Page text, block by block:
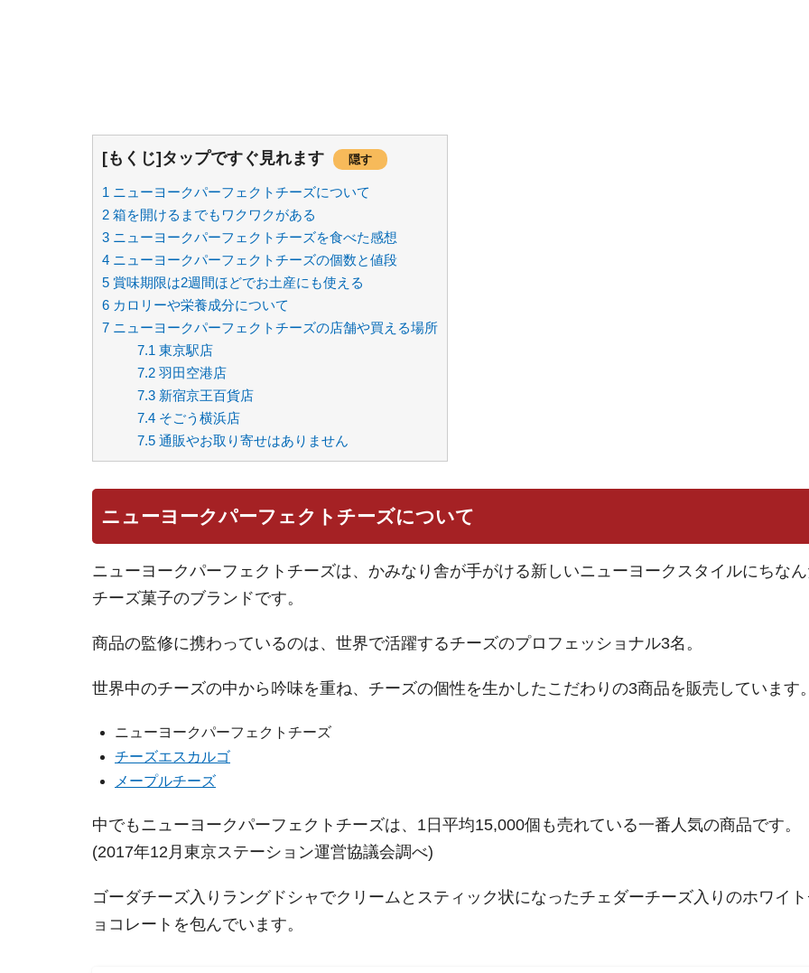
[もくじ]タップですぐ見れます 隠す
1 ニューヨークパーフェクトチーズについて
2 箱を開けるまでもワクワクがある
3 ニューヨークパーフェクトチーズを食べた感想
4 ニューヨークパーフェクトチーズの個数と値段
5 賞味期限は2週間ほどでお土産にも使える
6 カロリーや栄養成分について
7 ニューヨークパーフェクトチーズの店舗や買える場所
7.1 東京駅店
7.2羽田空港店
7.3新宿京王百貨店
7.4そごう横浜店
7.5通販やお取り寄せはありません
ニューヨークパーフェクトチーズについて
ニューヨークパーフェクトチーズは、かみなり舎が手がける新しいニューヨークスタイルにちな
チーズ菓子のブランドです。
商品の監修に携わっているのは、世界で活躍するチーズのプロフェッショナル3名。
世界中のチーズの中から吟味を重ね、チーズの個性を生かしたこだわりの3商品を販売しています
ニューヨークパーフェクトチーズ
チーズエスカルゴ
メープルチーズ
中でもニューヨークパーフェクトチーズは、1日平均15,000個も売れている一番人気の商品です。
(2017年12月東京ステーション運営協議会調べ)
ゴーダチーズ入りラングドシャでクリームとスティック状になったチェダーチーズ入りのホワイ
ョコレートを包んでいます。